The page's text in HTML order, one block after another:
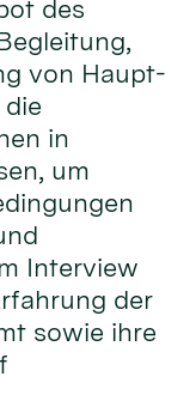
des
von Haupt-
in
um
Interview
der
sowie ihre